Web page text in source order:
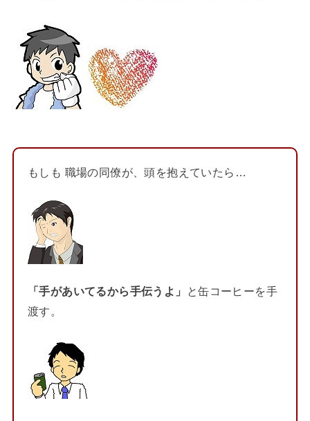
もしも 職場の同僚が、頭を抱えていたら…
「手があいてるから手伝うよ」
と缶コーヒーを手
渡す。